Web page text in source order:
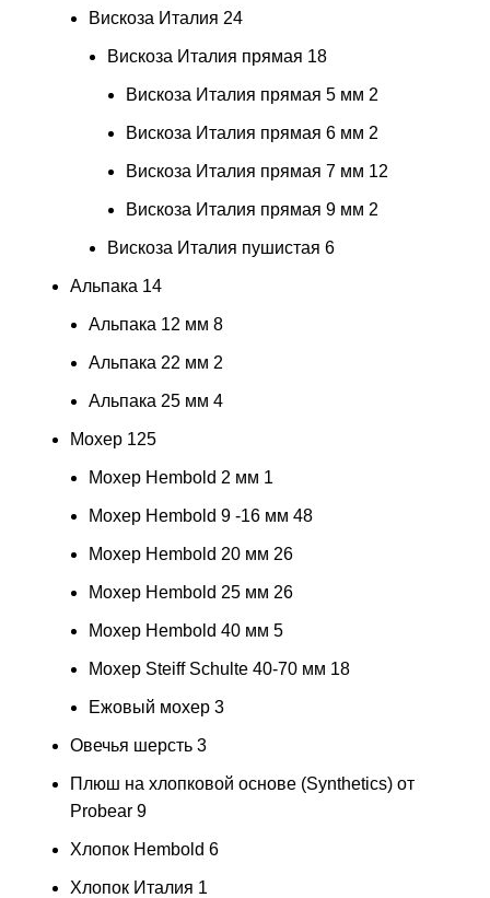
Вискоза Италия 24
Вискоза Италия прямая 18
Вискоза Италия прямая 5 мм 2
Вискоза Италия прямая 6 мм 2
Вискоза Италия прямая 7 мм 12
Вискоза Италия прямая 9 мм 2
Вискоза Италия пушистая 6
Альпака 14
Альпака 12 мм 8
Альпака 22 мм 2
Альпака 25 мм 4
Мохер 125
Мохер Hembold 2 мм 1
Мохер Hembold 9 -16 мм 48
Мохер Hembold 20 мм 26
Мохер Hembold 25 мм 26
Мохер Hembold 40 мм 5
Мохер Steiff Schulte 40-70 мм 18
Ежовый мохер 3
Овечья шерсть 3
Плюш на хлопковой основе (Synthetics) от
Probear 9
Хлопок Hembold 6
Хлопок Италия 1